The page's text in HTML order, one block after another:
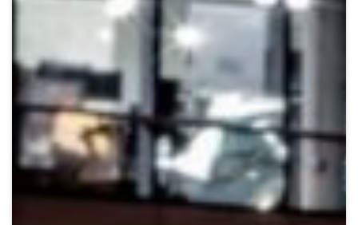
BROKERI TERMENUL ZILEI
Sustainability